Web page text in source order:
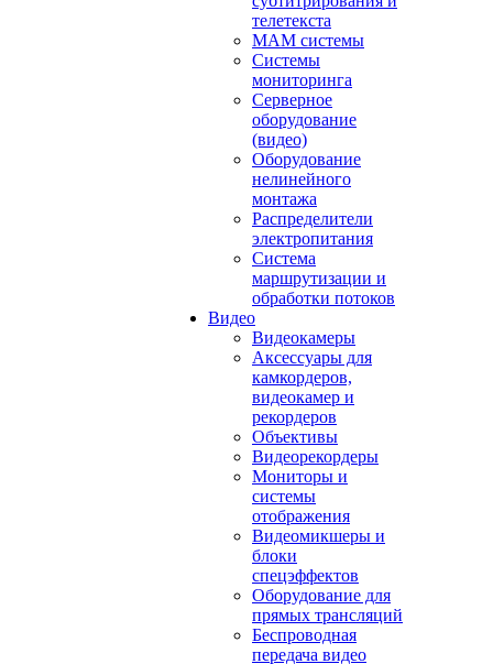
телетекста
MAM системы
Системы
мониторинга
Серверное
оборудование
(видео)
Оборудование
нелинейного
монтажа
Распределители
электропитания
Система
маршрутизации и
обработки потоков
Видео
Видеокамеры
Аксессуары для
камкордеров,
видеокамер и
рекордеров
Объективы
Видеорекордеры
Мониторы и
системы
отображения
Видеомикшеры и
блоки
спецэффектов
Оборудование для
прямых трансляций
Беспроводная
передача видео